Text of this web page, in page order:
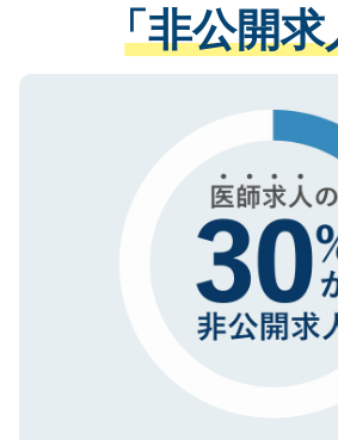
管理基準を満たした事業
る、プライバシーマーク
で、機密保持に関しても
させていただきます。す
ない方には、長期的なサ
ので、まずはご登録くだ
「非公開求